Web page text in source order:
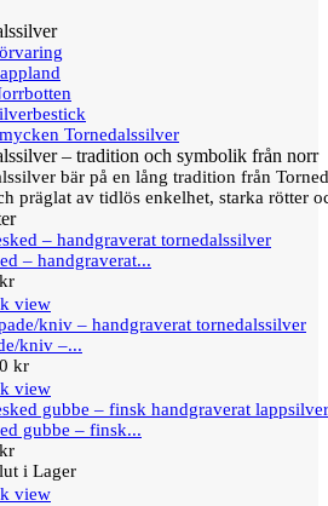
Tornedalssilver
– tradition och symbolik från norr
bär på en lång tradition från
präglat av tidlös enkelhet, starka rötter
– handgraverat...
view
kniv –...
kr
view
gubbe – finsk...
i Lager
view